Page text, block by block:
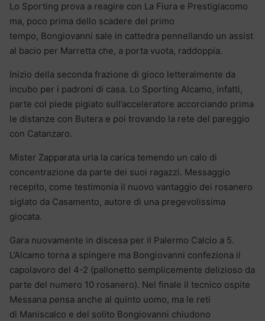
Lo Sporting prova a reagire con La Fiura e Prestigiacomo
ma, poco prima dello scadere del primo
tempo, Bongiovanni sale in cattedra pennellando un assist
al bacio per Marretta che, a porta vuota, raddoppia.
Inizio della seconda frazione di gioco letteralmente da
incubo per i padroni di casa. Lo Sporting Alcamo, infatti,
parte col piede pigiato sull’acceleratore accorciando prima
le distanze con Butera e poi trovando la rete del pareggio
con Catanzaro.
Mister Zapparata urla la carica temendo un calo di
concentrazione da parte dei suoi ragazzi. Messaggio
recepito, come testimonia il nuovo vantaggio dei rosanero
siglato da Casamento, autore di una pregevolissima
giocata.
Gara nuovamente in discesa per il Palermo Calcio a 5.
L’Alcamo torna a spingere ma Bongiovanni confeziona il
capolavoro del 4-2 (pallonetto semplicemente delizioso da
parte del numero 10 rosanero). Nel finale il tecnico ospite
Messana pensa anche al quinto uomo, ma le reti
di Maniscalco e del solito Bongiovanni chiudono